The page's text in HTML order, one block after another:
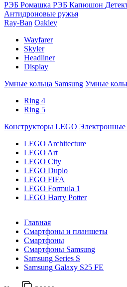
РЭБ Ромашка РЭБ Капюшон
Антидроновые ружья
Ray-Ban Oakley
Wayfarer
Skyler
Headliner
Display
Умные кольца Samsung Умные
Ring 4
Ring 5
Конструкторы LEGO Электронные
LEGO Architecture
LEGO Art
LEGO City
LEGO Duplo
LEGO FIFA
LEGO Formula 1
LEGO Harry Potter
Главная
Смартфоны и планшеты
Смартфоны
Смартфоны Samsung
Samsung Series S
Samsung Galaxy S25 FE